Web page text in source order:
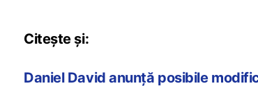
Citește și:
Daniel David anunță posibile